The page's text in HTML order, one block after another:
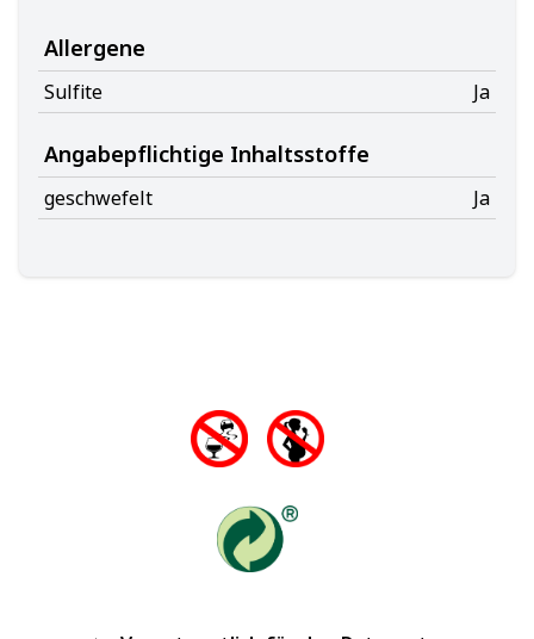
Allergene
Sulfite Ja
Angabepflichtige Inhaltsstoffe
geschwefelt Ja